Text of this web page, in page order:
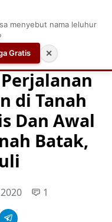
Kepercayaan
di Tanah
Dan Awal
Batak,
1
menyebut nama leluhur
Gratis
✕